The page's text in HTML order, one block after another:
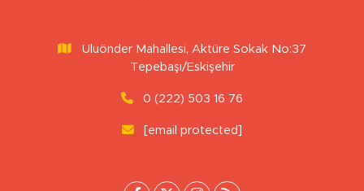
Uluönder Mahallesi, Aktüre Sokak No:37
Tepebaşı/Eskişehir
0 (222) 503 16 76
[email protected]